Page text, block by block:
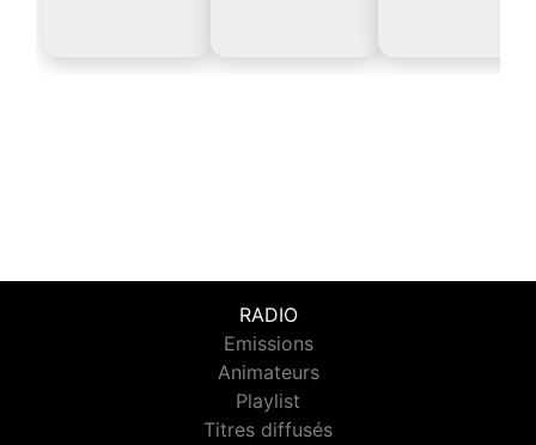
RADIO
Emissions
Animateurs
Playlist
Titres diffusés